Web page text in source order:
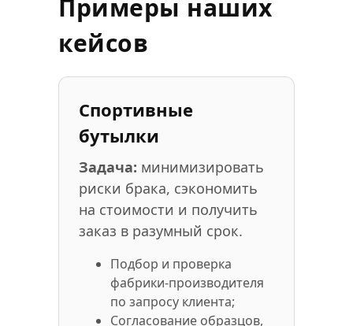
Примеры наших
кейсов
Спортивные
бутылки
Задача: минимизировать
риски брака, сэкономить
на стоимости и получить
заказ в разумный срок.
Подбор и проверка
фабрики-производителя
по запросу клиента;
Согласование образцов,